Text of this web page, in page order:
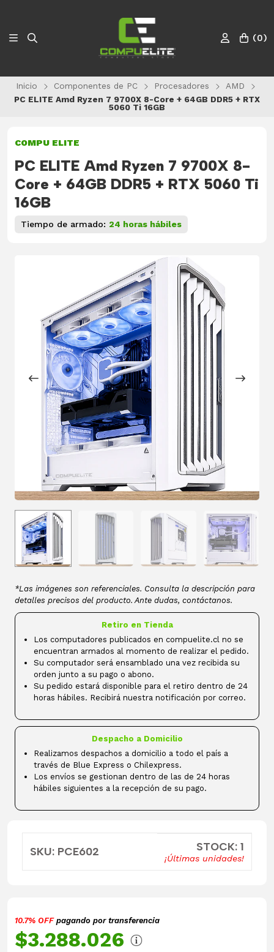
(0)
Inicio Componentes de PC Procesadores
AMD
PC ELITE Amd Ryzen 7 9700X 8-Core + 64GB DDR5 + RTX
5060 Ti 16GB
COMPU ELITE
PC ELITE Amd Ryzen 7 9700X 8-
Core + 64GB DDR5 + RTX 5060 Ti
16GB
Tiempo de armado: 24 horas hábiles
*Las imágenes son referenciales. Consulta la descripción para
detalles precisos del producto. Ante dudas, contáctanos.
Retiro en Tienda
Los computadores publicados en compuelite.cl no se
encuentran armados al momento de realizar el pedido.
Su computador será ensamblado una vez recibida su
orden junto a su pago o abono.
Su pedido estará disponible para el retiro dentro de 24
horas hábiles. Recibirá nuestra notificación por correo.
Despacho a Domicilio
Realizamos despachos a domicilio a todo el país a
través de Blue Express o Chilexpress.
Los envíos se gestionan dentro de las de 24 horas
hábiles siguientes a la recepción de su pago.
SKU: PCE602 STOCK: 1
¡Últimas unidades!
10.7% OFFpagando por transferencia
$3.288.026